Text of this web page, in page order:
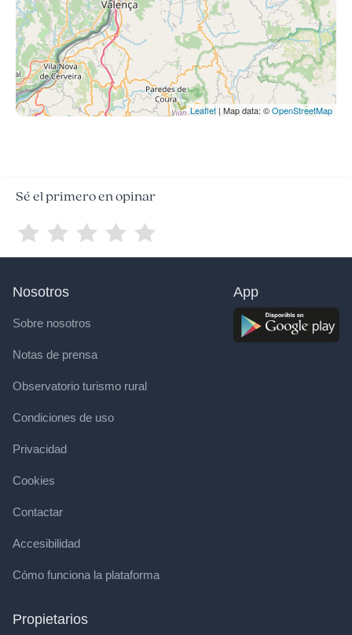
Leaflet | Map data: ©OpenStreetMap
Sé el primero en opinar
Nosotros
Sobre nosotros
Notas de prensa
Observatorio turismo rural
Condiciones de uso
Privacidad
Cookies
Contactar
Accesibilidad
Cómo funciona la plataforma
Propietarios
App